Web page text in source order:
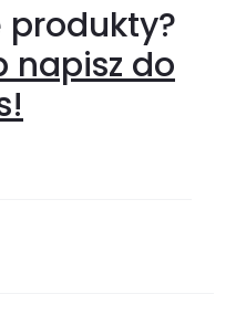
produkty?
napisz do